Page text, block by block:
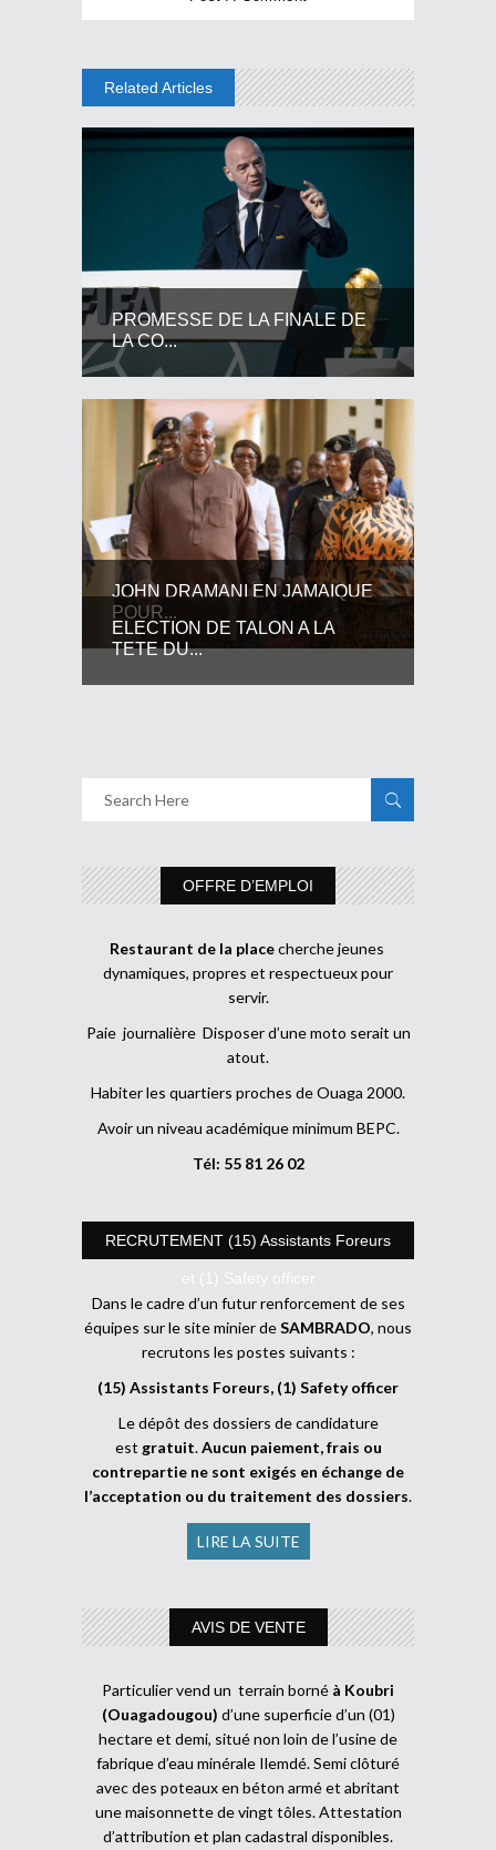
Related Articles
PROMESSE DE LA FINALE DE
LA CO...
JOHN DRAMANI EN JAMAIQUE
POUR...
ELECTION DE TALON A LA
TETE DU...
OFFRE D’EMPLOI
Restaurant de la placecherche jeunes
dynamiques, propres et respectueux pour
servir.
Paie journalière Disposer d’une moto serait un
atout.
Habiter les quartiers proches de Ouaga 2000.
Avoir un niveau académique minimum BEPC.
Tél: 55 81 26 02
RECRUTEMENT (15) Assistants Foreurs
et (1) Safety officer
Dans le cadre d’un futur renforcement de ses
équipes sur le site minier deSAMBRADO, nous
recrutons les postes suivants :
(15) Assistants Foreurs, (1) Safety officer
Le dépôt des dossiers de candidature
est gratuit.Aucun paiement, frais ou
contrepartie ne sont exigés en échange de
l’acceptation ou du traitement des dossiers.
LIRE LA SUITE
AVIS DE VENTE
Particulier vend un terrain borné à Koubri
(Ouagadougou) d’une superficie d’un (01)
hectare et demi, situé non loin de l’usine de
fabrique d’eau minérale Ilemdé. Semi clôturé
avec des poteaux en béton armé et abritant
une maisonnette de vingt tôles. Attestation
d’attribution et plan cadastral disponibles.